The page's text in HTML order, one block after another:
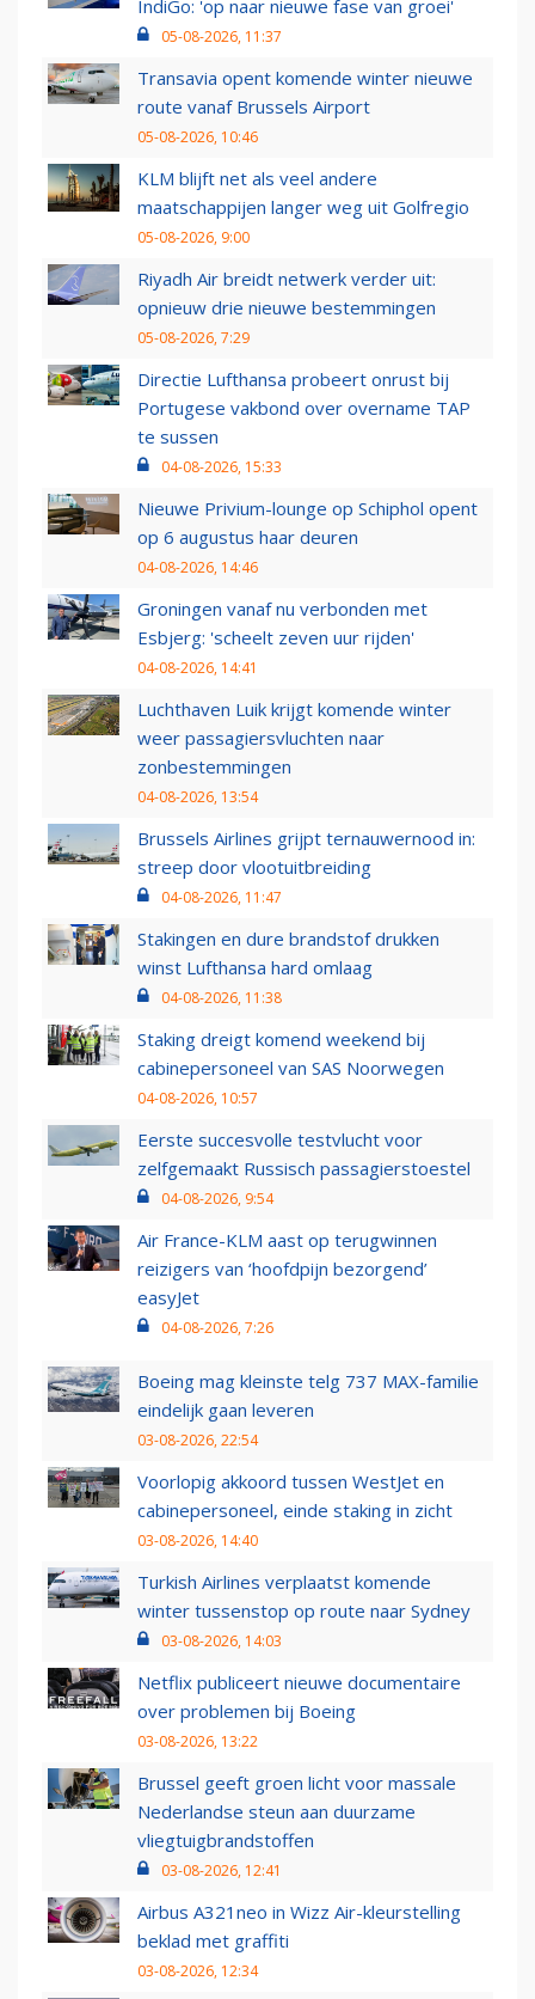
IndiGo: 'op naar nieuwe fase van groei'
05-08-2026, 11:37
Transavia opent komende winter nieuwe
route vanaf Brussels Airport
05-08-2026, 10:46
KLM blijft net als veel andere
maatschappijen langer weg uit Golfregio
05-08-2026, 9:00
Riyadh Air breidt netwerk verder uit:
opnieuw drie nieuwe bestemmingen
05-08-2026, 7:29
Directie Lufthansa probeert onrust bij
Portugese vakbond over overname TAP
te sussen
04-08-2026, 15:33
Nieuwe Privium-lounge op Schiphol opent
op 6 augustus haar deuren
04-08-2026, 14:46
Groningen vanaf nu verbonden met
Esbjerg: 'scheelt zeven uur rijden'
04-08-2026, 14:41
Luchthaven Luik krijgt komende winter
weer passagiersvluchten naar
zonbestemmingen
04-08-2026, 13:54
Brussels Airlines grijpt ternauwernood in:
streep door vlootuitbreiding
04-08-2026, 11:47
Stakingen en dure brandstof drukken
winst Lufthansa hard omlaag
04-08-2026, 11:38
Staking dreigt komend weekend bij
cabinepersoneel van SAS Noorwegen
04-08-2026, 10:57
Eerste succesvolle testvlucht voor
zelfgemaakt Russisch passagierstoestel
04-08-2026, 9:54
Air France-KLM aast op terugwinnen
reizigers van ‘hoofdpijn bezorgend’
easyJet
04-08-2026, 7:26
Boeing mag kleinste telg 737 MAX-familie
eindelijk gaan leveren
03-08-2026, 22:54
Voorlopig akkoord tussen WestJet en
cabinepersoneel, einde staking in zicht
03-08-2026, 14:40
Turkish Airlines verplaatst komende
winter tussenstop op route naar Sydney
03-08-2026, 14:03
Netflix publiceert nieuwe documentaire
over problemen bij Boeing
03-08-2026, 13:22
Brussel geeft groen licht voor massale
Nederlandse steun aan duurzame
vliegtuigbrandstoffen
03-08-2026, 12:41
Airbus A321neo in Wizz Air-kleurstelling
beklad met graffiti
03-08-2026, 12:34